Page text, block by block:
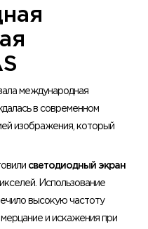
международная
в современном
изображения, который
светодиодный экран
Использование
высокую частоту
и искажения при